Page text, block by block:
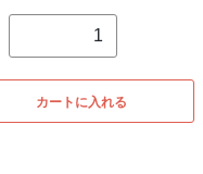
カートに入れる